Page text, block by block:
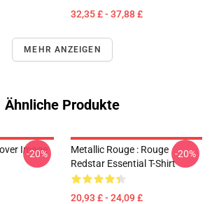
32,35 £ - 37,88 £
MEHR ANZEIGEN
Ähnliche Produkte
Image
-20%
Metallic Rouge : Rouge
Redstar Essential T-Shirt
20,93 £ - 24,09 £
-20%